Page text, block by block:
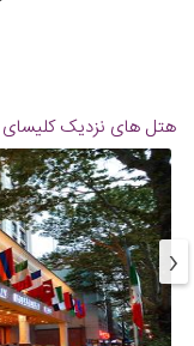
هتل های نزدیک
‹